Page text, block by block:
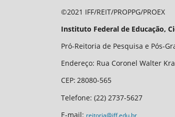
©2021 IFF/REIT/PROPPG/PROEX
Instituto Federal de Educação,
Pró-Reitoria de Pesquisa e Pós-
Endereço: Rua Coronel Walter
CEP: 28080-565
Telefone: (22) 2737-5627
E-mail: reitoria@iff.edu.br